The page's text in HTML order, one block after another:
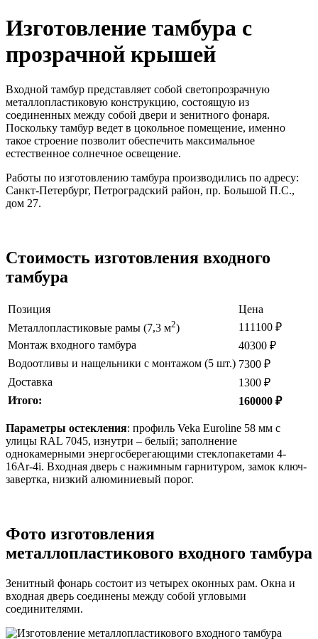
Изготовление тамбура с
прозрачной крышей
Входной тамбур представляет собой светопрозрачную
металлопластиковую конструкцию, состоящую из
соединенных между собой двери и зенитного фонаря.
Поскольку тамбур ведет в цокольное помещение, именно
такое строение позволит обеспечить максимальное
естественное солнечное освещение.
Работы по изготовлению тамбура производились по адресу:
Санкт-Петербург, Петроградский район, пр. Большой П.С.,
дом 27.
Стоимость изготовления входного
тамбура
Позиция
Цена
Металлопластиковые рамы (7,3 м2)
111100 ₽
Монтаж входного тамбура
40300 ₽
Водоотливы и нащельники с монтажом (5 шт.) 7300 ₽
Доставка
1300 ₽
Итого:
160000 ₽
Параметры остекления: профиль Veka Euroline 58 мм с
улицы RAL 7045, изнутри – белый; заполнение
однокамерными энергосберегающими стеклопакетами 4-
16Ar-4i. Входная дверь с нажимным гарнитуром, замок ключ-
завертка, низкий алюминиевый порог.
Фото изготовления
металлопластикового входного тамбура
Зенитный фонарь состоит из четырех оконных рам. Окна и
входная дверь соединены между собой угловыми
соединителями.